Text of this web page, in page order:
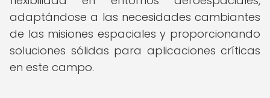
adaptándose a las necesidades cambiantes
de las misiones espaciales y proporcionando
soluciones sólidas para aplicaciones críticas
en este campo.